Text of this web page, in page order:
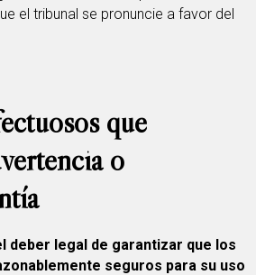
el tribunal se pronuncie a favor del
que
o
deber legal de garantizar que los
seguros para su uso